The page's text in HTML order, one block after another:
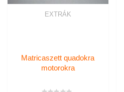
EXTRÁK
Matricaszett quadokra
motorokra